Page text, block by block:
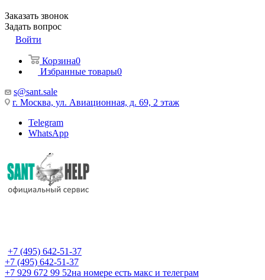
Заказать звонок
Задать вопрос
Войти
Корзина0
Избранные товары0
s@sant.sale
г. Москва, ул. Авиационная, д. 69, 2 этаж
Telegram
WhatsApp
+7 (495) 642-51-37
+7 (495) 642-51-37
+7 929 672 99 52на номере есть макс и телеграм